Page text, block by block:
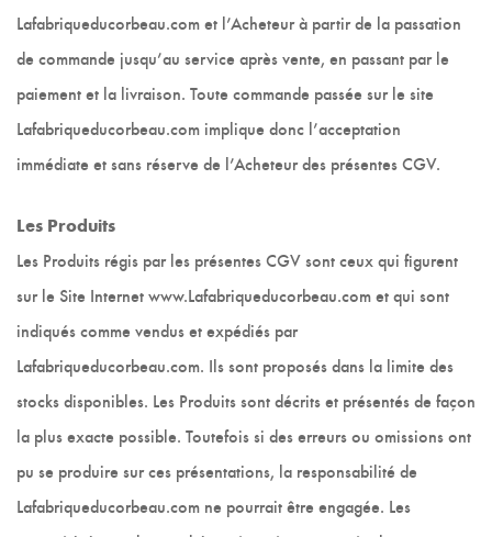
Lafabriqueducorbeau.com et l’Acheteur à partir de la passation
de commande jusqu’au service après vente, en passant par le
paiement et la livraison. Toute commande passée sur le site
Lafabriqueducorbeau.com implique donc l’acceptation
immédiate et sans réserve de l’Acheteur des présentes CGV.
Les Produits
Les Produits régis par les présentes CGV sont ceux qui figurent
sur le Site Internet www.Lafabriqueducorbeau.com et qui sont
indiqués comme vendus et expédiés par
Lafabriqueducorbeau.com. Ils sont proposés dans la limite des
stocks disponibles. Les Produits sont décrits et présentés de façon
la plus exacte possible. Toutefois si des erreurs ou omissions ont
pu se produire sur ces présentations, la responsabilité de
Lafabriqueducorbeau.com ne pourrait être engagée. Les